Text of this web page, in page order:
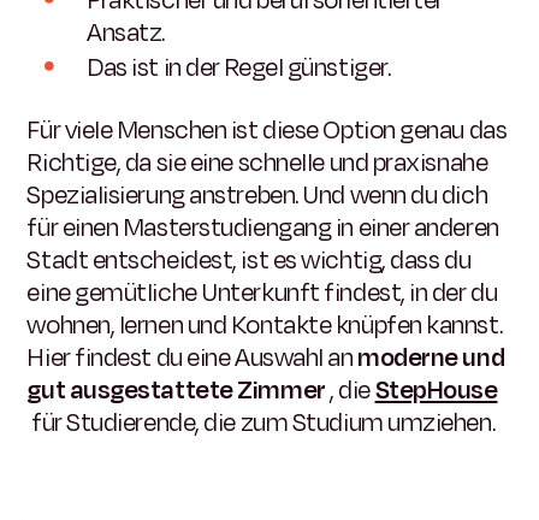
Ansatz.
Das ist in der Regel günstiger.
Für viele Menschen ist diese Option genau das
Richtige, da sie eine schnelle und praxisnahe
Spezialisierung anstreben. Und wenn du dich
für einen Masterstudiengang in einer anderen
Stadt entscheidest, ist es wichtig, dass du
eine gemütliche Unterkunft findest, in der du
wohnen, lernen und Kontakte knüpfen kannst.
Hier findest du eine Auswahl anmoderne und
gut ausgestattete Zimmer, dieStepHouse
für Studierende, die zum Studium umziehen.